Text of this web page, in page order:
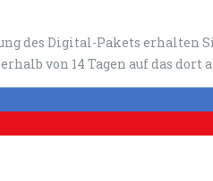
des Digital-Pakets erhalten
von 14 Tagen auf das dort